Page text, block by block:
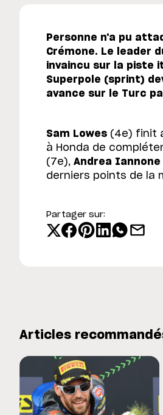
Personne n'a pu
Crémone. Le leader
invaincu sur la piste
Superpole (sprint)
avance sur le Turc
Sam Lowes (4e) finit
à Honda de
(7e), Andrea Iannone
derniers points de la
Partager sur:
Articles